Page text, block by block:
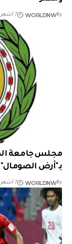
By
WORLDNW 7 أشهر ago
مجلس جامعة
بـ"أرض الصومال"
By
WORLDNW 7 أشهر ago